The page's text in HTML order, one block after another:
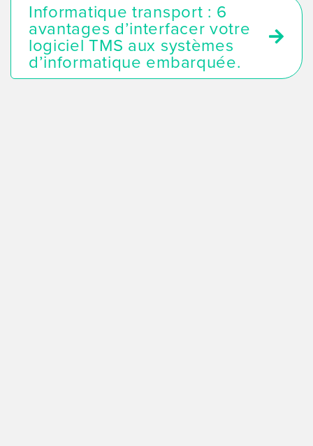
Informatique transport : 6
avantages d’interfacer votre
logiciel TMS aux systèmes
d’informatique embarquée.